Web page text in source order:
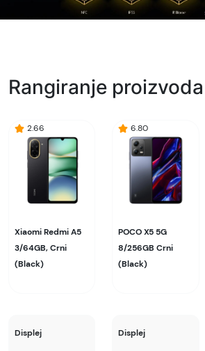
Rangiranje proizvoda
2.66
Xiaomi Redmi A5
3/64GB, Crni
(Black)
6.80
POCO X5 5G
8/256GB Crni
(Black)
Displej Displej